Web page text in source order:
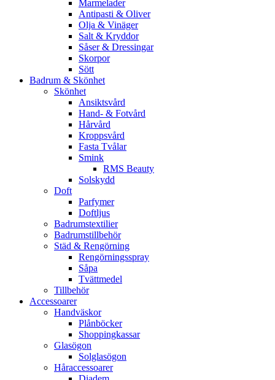
Marmelader
Antipasti & Oliver
Olja & Vinäger
Salt & Kryddor
Såser & Dressingar
Skorpor
Sött
Badrum & Skönhet
Skönhet
Ansiktsvård
Hand- & Fotvård
Hårvård
Kroppsvård
Fasta Tvålar
Smink
RMS Beauty
Solskydd
Doft
Parfymer
Doftljus
Badrumstextilier
Badrumstillbehör
Städ & Rengörning
Rengörningsspray
Såpa
Tvättmedel
Tillbehör
Accessoarer
Handväskor
Plånböcker
Shoppingkassar
Glasögon
Solglasögon
Håraccessoarer